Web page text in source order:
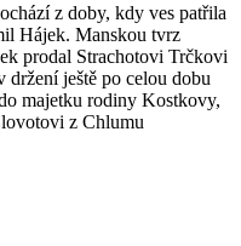
z doby, kdy ves patřila
Hájek. Manskou tvrz
prodal Strachotovi Trčkovi
ještě po celou dobu
majetku rodiny Kostkovy,
z Chlumu